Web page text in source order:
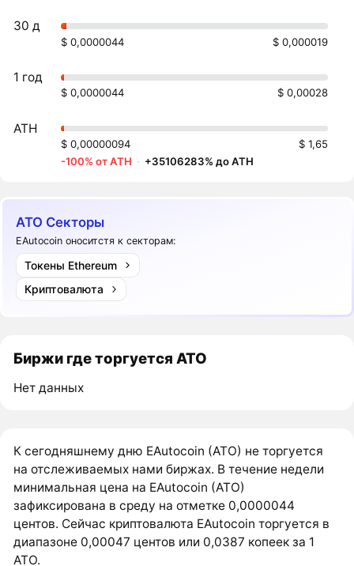
30 д
$ 0,0000044 $ 0,000019
1 год
$ 0,0000044 $ 0,00028
ATH
$ 0,00000094
$ 1,65
-100% от ATH · +35106283% до ATH
ATO Секторы
EAutocoin оноситстя к секторам:
Токены Ethereum
Криптовалюта
Биржи где торгуется ATO
Нет данных
К сегодняшнему дню EAutocoin (ATO) не торгуется
на отслеживаемых нами биржах. В течение недели
минимальная цена на EAutocoin (ATO)
зафиксирована в среду на отметке 0,0000044
центов. Сейчас криптовалюта EAutocoin торгуется в
диапазоне 0,00047 центов или 0,0387 копеек за 1
ATO.